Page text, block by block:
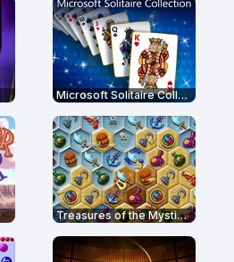
Microsoft Solitaire Collection
Treasures of the Mystic Sea